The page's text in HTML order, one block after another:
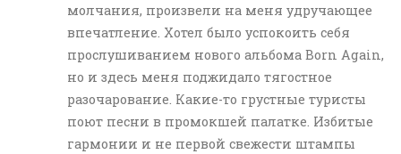
молчания, произвели на меня удручающее
впечатление. Хотел было успокоить себя
прослушиванием нового альбома Born Again,
но и здесь меня поджидало тягостное
разочарование. Какие-то грустные туристы
поют песни в промокшей палатке. Избитые
гармонии и не первой свежести штампы